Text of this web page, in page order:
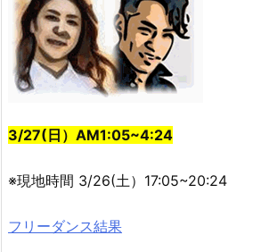
3/27(日）AM1:05~4:24
※現地時間 3/26(土）17:05~20:24
フリーダンス結果